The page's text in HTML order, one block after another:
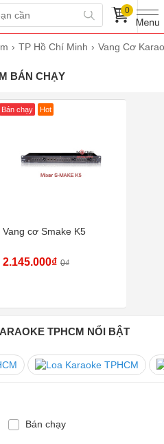
0
TP Hồ Chí Minh Vang Cơ
BÁN CHẠY
Vang cơ Smake K5
2.145.000₫ 0₫
Bán chạy Hot
TPHCM NỔI BẬT
Bán chạy